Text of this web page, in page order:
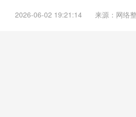
2026-06-02 19:21:14 来源：网络